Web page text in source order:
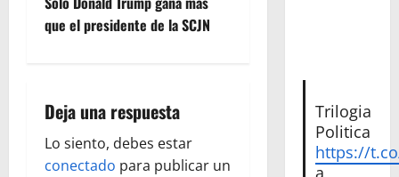
e
g
c
i
que el presidente de la SCJN
Deja una respuesta
Lo siento, debes estar
conectado para publicar un
Trilogia
Politica
https://